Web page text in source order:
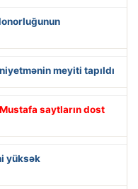
meyiti tapıldı
saytların dost
yüksək